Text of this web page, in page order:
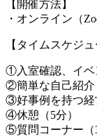
【開催方法】
・オンライン（
【タイムスケジュ
①入室確認、イベ
②簡単な自己紹介
③好事例を持つ経
④休憩（5分）
⑤質問コーナー（